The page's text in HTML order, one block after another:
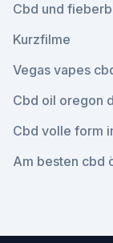
Cbd und
Kurzfilme
Vegas vapes
Cbd oil oregon
Cbd volle form
Am besten cbd